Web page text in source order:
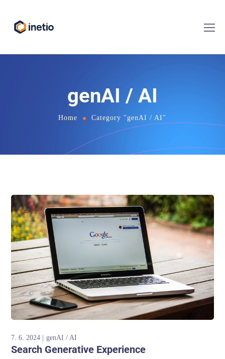
genAI / AI
Home Category "genAI / AI"
7. 6. 2024 genAI / AI
Search Generative Experience